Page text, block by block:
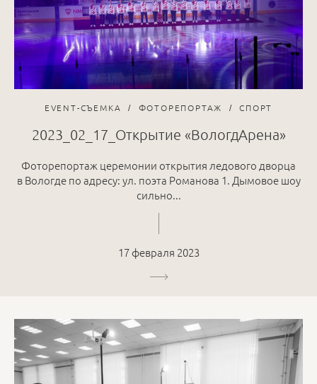
EVENT-СЪЕМКА ФОТОРЕПОРТАЖ СПОРТ
2023_02_17_Открытие «ВологдАрена»
Фоторепортаж церемонии открытия ледового дворца
в Вологде по адресу: ул. поэта Романова 1. Дымовое шоу
сильно...
17 февраля 2023